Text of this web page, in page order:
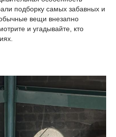
подборку самых забавных и
вещи внезапно
и угадывайте, кто